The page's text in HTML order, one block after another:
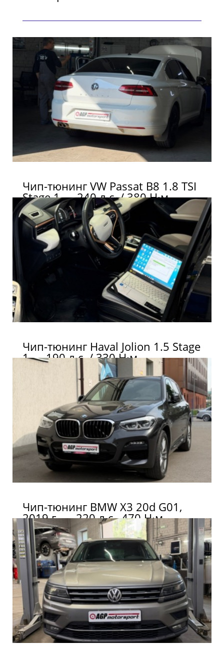
Чип-тюнинг VW Passat B8 1.8 TSI
Stage 1 — 240 л.с. / 380 Н·м
Чип-тюнинг Haval Jolion 1.5 Stage
1 — 190 л.с. / 330 Н·м
Чип-тюнинг BMW X3 20d G01,
2019 г. — 220 л.с., 470 Н·м